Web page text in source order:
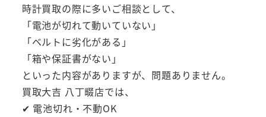
時計買取の際に多いご相談として、
「電池が切れて動いていない」
「ベルトに劣化がある」
「箱や保証書がない」
といった内容がありますが、問題ありません。
買取大吉 八丁畷店では、
✔ 電池切れ・不動OK